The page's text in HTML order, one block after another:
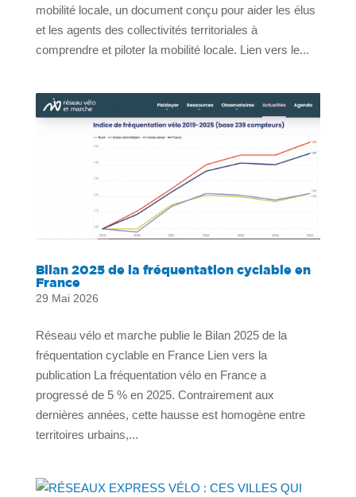
mobilité locale, un document conçu pour aider les élus
et les agents des collectivités territoriales à
comprendre et piloter la mobilité locale. Lien vers le...
Bilan 2025 de la fréquentation cyclable en
France
29 Mai 2026
Réseau vélo et marche publie le Bilan 2025 de la
fréquentation cyclable en France Lien vers la
publication La fréquentation vélo en France a
progressé de 5 % en 2025. Contrairement aux
dernières années, cette hausse est homogène entre
territoires urbains,...